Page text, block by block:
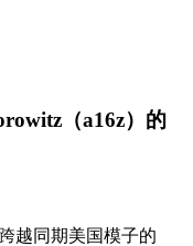
（a16z）的
越同期美国模子的